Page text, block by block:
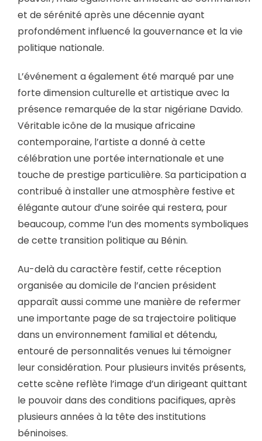
et de sérénité après une décennie ayant
profondément influencé la gouvernance et la vie
politique nationale.
L’événement a également été marqué par une
forte dimension culturelle et artistique avec la
présence remarquée de la star nigériane Davido.
Véritable icône de la musique africaine
contemporaine, l’artiste a donné à cette
célébration une portée internationale et une
touche de prestige particulière. Sa participation a
contribué à installer une atmosphère festive et
élégante autour d’une soirée qui restera, pour
beaucoup, comme l’un des moments symboliques
de cette transition politique au Bénin.
Au-delà du caractère festif, cette réception
organisée au domicile de l’ancien président
apparaît aussi comme une manière de refermer
une importante page de sa trajectoire politique
dans un environnement familial et détendu,
entouré de personnalités venues lui témoigner
leur considération. Pour plusieurs invités présents,
cette scène reflète l’image d’un dirigeant quittant
le pouvoir dans des conditions pacifiques, après
plusieurs années à la tête des institutions
béninoises.